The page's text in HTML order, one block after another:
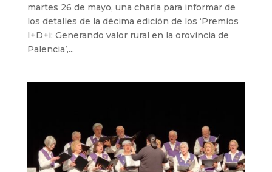
martes 26 de mayo, una charla para informar de
los detalles de la décima edición de los ‘Premios
I+D+i: Generando valor rural en la orovincia de
Palencia’,...